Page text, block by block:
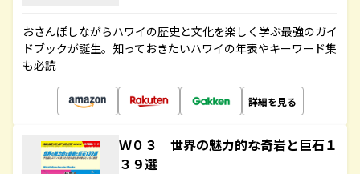
おさんぽしながらハワイの歴史と文化を楽しく学ぶ最強のガイ
ドブックが誕生。知っておきたいハワイの年表やキーワード集
も必読
詳細を見る
Ｗ０３ 世界の魅力的な奇岩と巨石１
３９選